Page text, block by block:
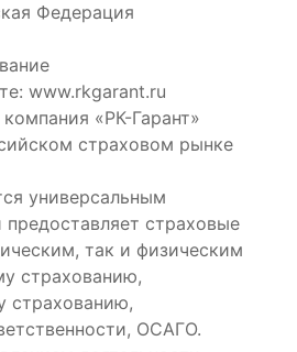
Федерация
www.rkgarant.ru
«РК-Гарант»
страховом рынке
универсальным
страховые
так и физическим
страхованию,
страхованию,
ОСАГО.